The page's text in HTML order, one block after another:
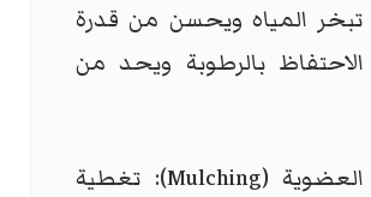
تبخر المياه ويحسن من قدرة
الاحتفاظ بالرطوبة ويحد من
(
Mulching): تغطية